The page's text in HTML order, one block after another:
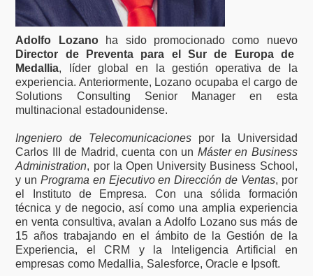
Adolfo Lozanoha sido promocionado como nuevo
Director de Preventa para el Sur de Europa de
Medallia, líder global en la gestión operativa de la
experiencia. Anteriormente, Lozano ocupaba el cargo de
Solutions Consulting Senior Manager en esta
multinacional estadounidense.
Ingeniero de Telecomunicaciones por la Universidad
Carlos III de Madrid, cuenta con un Máster en Business
Administration, por la Open University Business School,
y unPrograma en Ejecutivo en Dirección de Ventas, por
el Instituto de Empresa. Con una sólida formación
técnica y de negocio, así como una amplia experiencia
en venta consultiva, avalan a Adolfo Lozano sus más de
15 años trabajando en el ámbito de la Gestión de la
Experiencia, el CRM y la Inteligencia Artificial en
empresas como Medallia, Salesforce, Oracle e Ipsoft.